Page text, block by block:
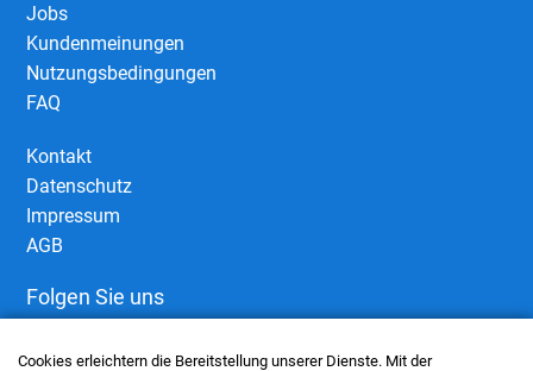
Cookies erleichtern die Bereitstellung unserer Dienste. Mit der
Jobs
Kundenmeinungen
Nutzungsbedingungen
FAQ
Kontakt
Datenschutz
Impressum
AGB
Folgen Sie uns